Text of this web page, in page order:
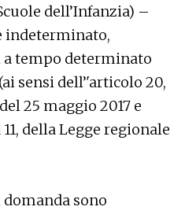
dell’Infanzia) –
indeterminato,
tempo determinato
sensi dell’'articolo 20,
25 maggio 2017 e
della Legge regionale
domanda sono